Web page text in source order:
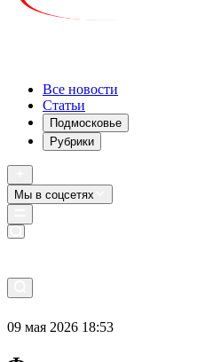
Все новости
Статьи
Подмосковье
Рубрики
Мы в соцсетях
09 мая 2026 18:53